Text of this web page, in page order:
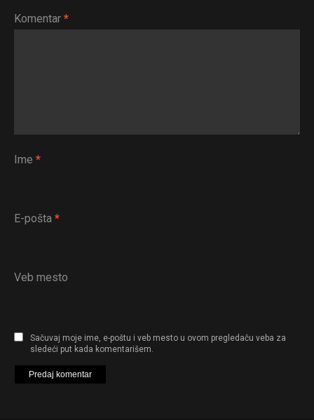
Komentar *
Ime *
E-pošta *
Veb mesto
Sačuvaj moje ime, e-poštu i veb mesto u ovom pregledaču veba za
sledeći put kada komentarišem.